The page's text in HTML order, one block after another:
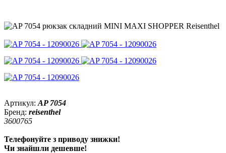
Артикул: AP 7054
Бренд: reisenthel
3600765
Телефонуйте з приводу знижки!
Чи знайшли дешевше!